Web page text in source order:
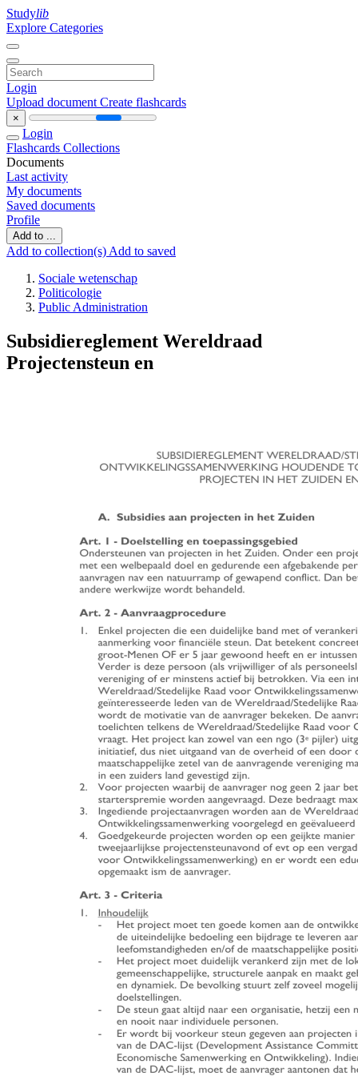
Studylib
Explore Categories
Login
Upload document Create flashcards
×
Login
Flashcards Collections
Documents
Last activity
My documents
Saved documents
Profile
Add to ...
Add to collection(s) Add to saved
Sociale wetenschap
Politicologie
Public Administration
Subsidiereglement Wereldraad
Projectensteun en